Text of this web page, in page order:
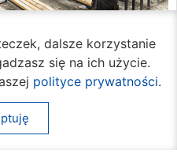
dalsze korzystanie
się na ich użycie.
polityce prywatności.